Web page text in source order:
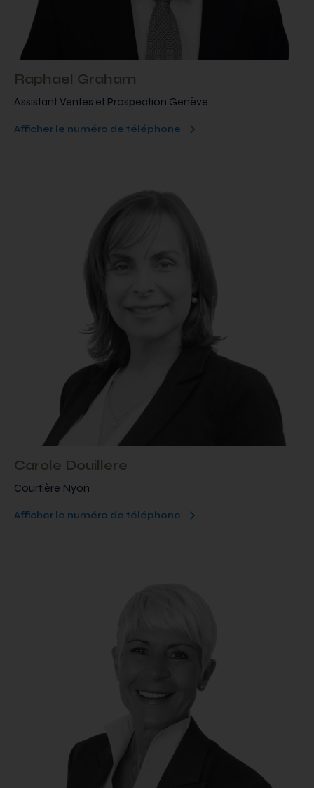
Raphael Graham
Assistant Ventes et Prospection Genève
Afficher le numéro de téléphone
Carole Douillere
Courtière Nyon
Afficher le numéro de téléphone